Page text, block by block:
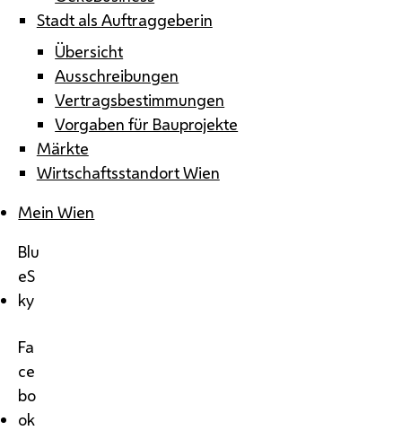
Stadt als Auftraggeberin
Übersicht
Ausschreibungen
Vertragsbestimmungen
Vorgaben für Bauprojekte
Märkte
Wirtschaftsstandort Wien
Mein Wien
Blu
eS
ky
Fa
ce
bo
ok